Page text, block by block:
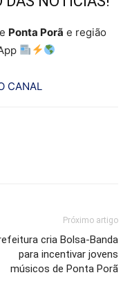
Ponta Porã e região
CANAL
Próximo artigo
cria Bolsa-Banda
para incentivar jovens
músicos de Ponta Porã